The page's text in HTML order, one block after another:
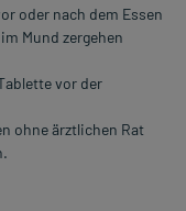
oder nach dem Essen
Mund zergehen
vor der
ohne ärztlichen Rat